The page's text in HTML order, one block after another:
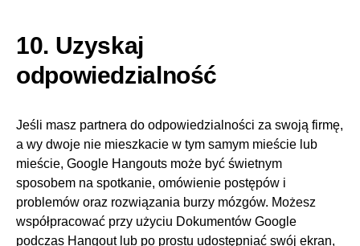
10. Uzyskaj
odpowiedzialność
Jeśli masz partnera do odpowiedzialności za swoją firmę,
a wy dwoje nie mieszkacie w tym samym mieście lub
mieście, Google Hangouts może być świetnym
sposobem na spotkanie, omówienie postępów i
problemów oraz rozwiązania burzy mózgów. Możesz
współpracować przy użyciu Dokumentów Google
podczas Hangout lub po prostu udostępniać swój ekran,